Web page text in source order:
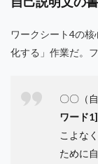
ワークシート4の
化する」作業だ。
〇〇（
ワード1]
こよな
ために